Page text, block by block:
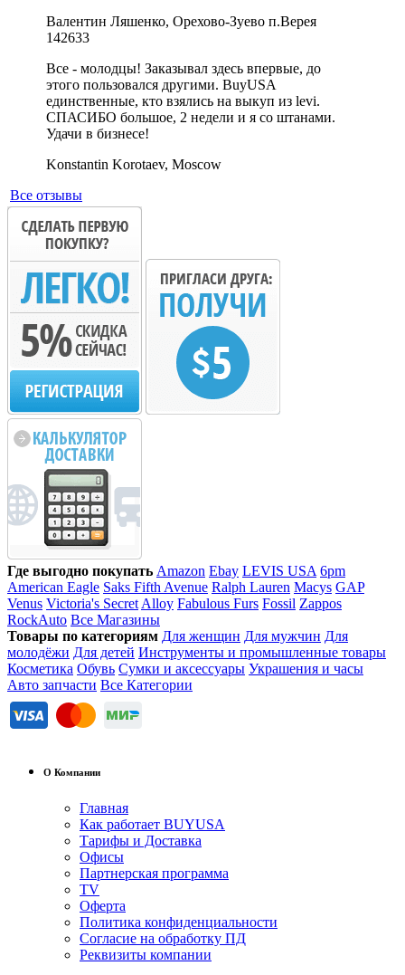
Валентин Ляшенко, Орехово-Зуево п.Верея
142633
Все - молодцы! Заказывал здесь впервые, до
этого пользовался другими. BuyUSA
единственные, кто взялись на выкуп из levi.
СПАСИБО большое, 2 недели и я со штанами.
Удачи в бизнесе!
Konstantin Korotaev, Moscow
Все отзывы
Где выгодно покупать Amazon Ebay LEVIS USA 6pm
American Eagle Saks Fifth Avenue Ralph Lauren Macys GAP
Venus Victoria's Secret Alloy Fabulous Furs Fossil Zappos
RockAuto Все Магазины
Товары по категориям Для женщин Для мужчин Для
молодёжи Для детей Инструменты и промышленные товары
Косметика Обувь Сумки и аксессуары Украшения и часы
Авто запчасти Все Категории
О Компании
Главная
Как работает BUYUSA
Тарифы и Доставка
Офисы
Партнерская программа
TV
Оферта
Политика конфиденциальности
Согласие на обработку ПД
Реквизиты компании